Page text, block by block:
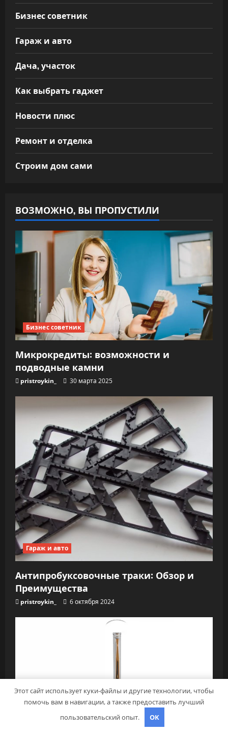
Бизнес советник
Гараж и авто
Дача, участок
Как выбрать гаджет
Новости плюс
Ремонт и отделка
Строим дом сами
ВОЗМОЖНО, ВЫ ПРОПУСТИЛИ
Бизнес советник
Микрокредиты: возможности и
подводные камни
pristroykin_ 30 марта 2025
Гараж и авто
Антипробуксовочные траки: Обзор и
Преимущества
pristroykin_ 6 октября 2024
Этот сайт использует куки-файлы и другие технологии, чтобы
помочь вам в навигации, а также предоставить лучший
пользовательский опыт.
OK